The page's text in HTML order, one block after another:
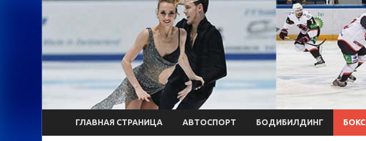
ГЛАВНАЯ СТРАНИЦА АВТОСПОРТ БОДИБИЛДИНГ БОКС